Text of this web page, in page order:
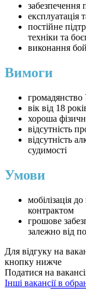
забезпечення
експлуатація
постійне
техніки та
виконання
Вимоги
громадянство
вік від 18
хороша
відсутність
відсутність
судимості
Умови
мобілізація
контрактом
грошове
залежно від
Для відгуку на
кнопку нижче
Податися на
Інші вакансії в